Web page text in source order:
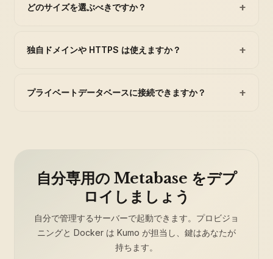
どのサイズを選ぶべきですか？ +
独自ドメインや HTTPS は使えますか？ +
プライベートデータベースに接続できますか？ +
自分専用の Metabase をデプ
ロイしましょう
自分で管理するサーバーで起動できます。プロビジョ
ニングと Docker は Kumo が担当し、鍵はあなたが
持ちます。